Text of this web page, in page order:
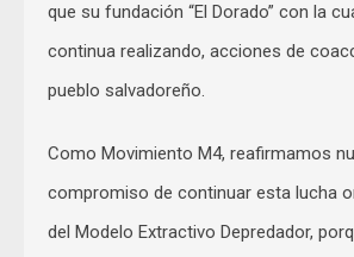
que su fundación “El Dorado” con la
continua realizando, acciones de
pueblo salvadoreño.
Como Movimiento M4, reafirmamos
compromiso de continuar esta lucha
del Modelo Extractivo Depredador,